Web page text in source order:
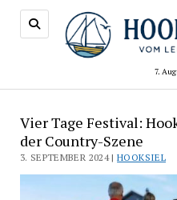
7.
Vier Tage Festival:
der Country-Szene
3. SEPTEMBER 2024 |HOOKSIEL